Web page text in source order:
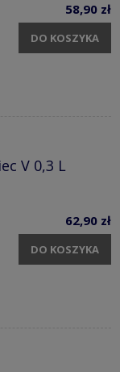
58,90 zł
DO KOSZYKA
V 0,3 L
62,90 zł
DO KOSZYKA